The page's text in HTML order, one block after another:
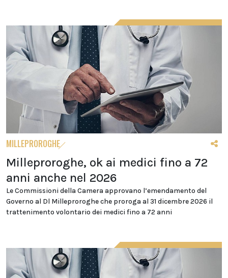
MILLEPROROGHE
Milleproroghe, ok ai medici fino a 72
anni anche nel 2026
Le Commissioni della Camera approvano l’emendamento del
Governo al Dl Milleproroghe che proroga al 31 dicembre 2026 il
trattenimento volontario dei medici fino a 72 anni